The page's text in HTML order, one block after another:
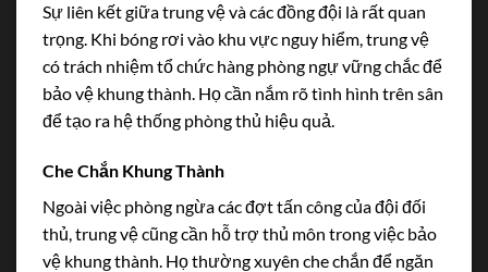
Sự liên kết giữa trung vệ và các đồng đội là rất quan
trọng. Khi bóng rơi vào khu vực nguy hiểm, trung vệ
có trách nhiệm tổ chức hàng phòng ngự vững chắc để
bảo vệ khung thành. Họ cần nắm rõ tình hình trên sân
để tạo ra hệ thống phòng thủ hiệu quả.
Che Chắn Khung Thành
Ngoài việc phòng ngừa các đợt tấn công của đội đối
thủ, trung vệ cũng cần hỗ trợ thủ môn trong việc bảo
vệ khung thành. Họ thường xuyên che chắn để ngăn